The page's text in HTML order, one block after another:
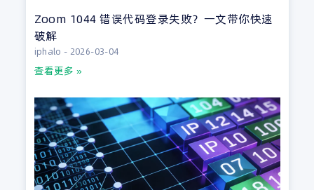
Zoom 1044 错误代码登录失败？一文带你快速
破解
iphalo 2026-03-04
查看更多 »